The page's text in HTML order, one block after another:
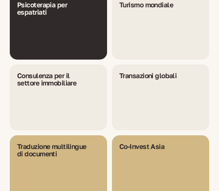
Psicoterapia per
espatriati
Turismo mondiale
Consulenza per il
settore immobiliare
Transazioni globali
Traduzione multilingue
di documenti
Co-Invest Asia